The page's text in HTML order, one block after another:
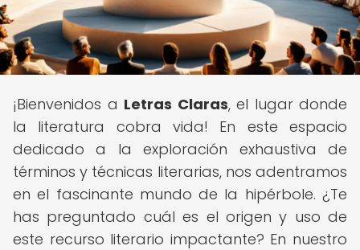
¡Bienvenidos a Letras Claras, el lugar donde
la literatura cobra vida! En este espacio
dedicado a la exploración exhaustiva de
términos y técnicas literarias, nos adentramos
en el fascinante mundo de la hipérbole. ¿Te
has preguntado cuál es el origen y uso de
este recurso literario impactante? En nuestro